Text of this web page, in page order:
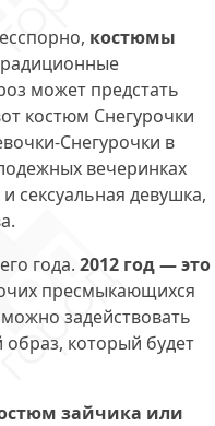
костюмы
может предстать
костюм Снегурочки
Снегурочки в
вечеринках
сексуальная девушка,
года. 2012 год — это
пресмыкающихся
задействовать
который будет
зайчика или